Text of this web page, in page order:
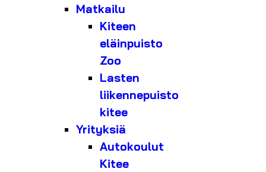
Matkailu
Kiteen
eläinpuisto
Zoo
Lasten
liikennepuisto
kitee
Yrityksiä
Autokoulut
Kitee